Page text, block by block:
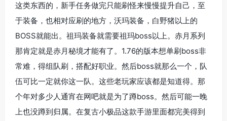
这类东西的，新手任务做完只能刷怪来慢慢提升自己，至
于装备，也相对应刷的地方，沃玛装备，白野猪以上的
BOSS就能出。祖玛装备就需要祖玛boss以上。赤月系列
那肯定就是赤月秘境才能有了。1.76的版本想单刷boss非
常难，得组队刷，搭配好职业。然后boss就那么一个，队
伍可比一定就你这一队。这些老玩家应该都是知道得。那
个年对多少人通宵在网吧就是为了蹲boss。然后可能一晚
上也没蹲到归属。在复古小极品这款手游里面都完美得到